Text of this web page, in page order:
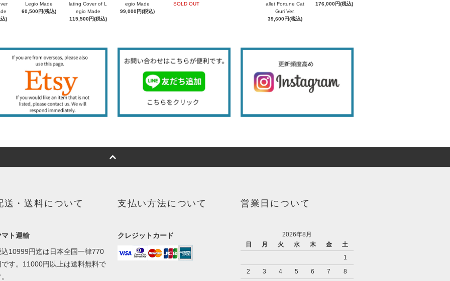
)
Legio Made
60,500円(税込)
lating Cover of L
egio Made
115,500円(税込)
egio Made
99,000円(税込)
SOLD OUT
allet Fortune Cat
Guri Ver.
39,600円(税込)
176,000円(税込)
送・送料について
マト運輸
込10999円迄は日本全国一律770
です。11000円以上は送料無料で
支払い方法について
クレジットカード
営業日について
2026年8月
日
月 火 水 木 金
土
1
2
3 4 5 6 7
8